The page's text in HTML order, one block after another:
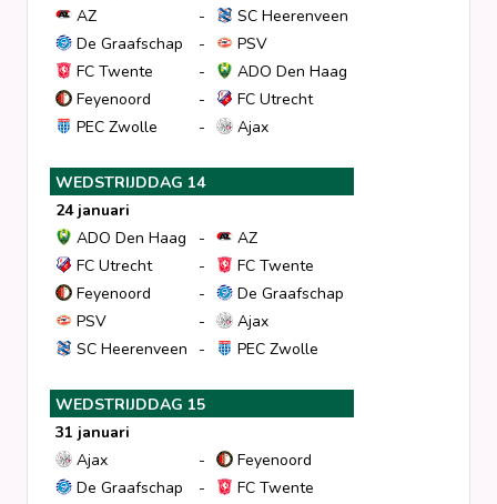
AZ
-
SC Heerenveen
De Graafschap
-
PSV
FC Twente
-
ADO Den Haag
Feyenoord
-
FC Utrecht
PEC Zwolle
- Ajax
WEDSTRIJDDAG 14
24 januari
ADO Den Haag
-
AZ
FC Utrecht
-
FC Twente
Feyenoord
-
De Graafschap
PSV
-
Ajax
SC Heerenveen
- PEC Zwolle
WEDSTRIJDDAG 15
31 januari
Ajax
-
Feyenoord
De Graafschap
-
FC Twente